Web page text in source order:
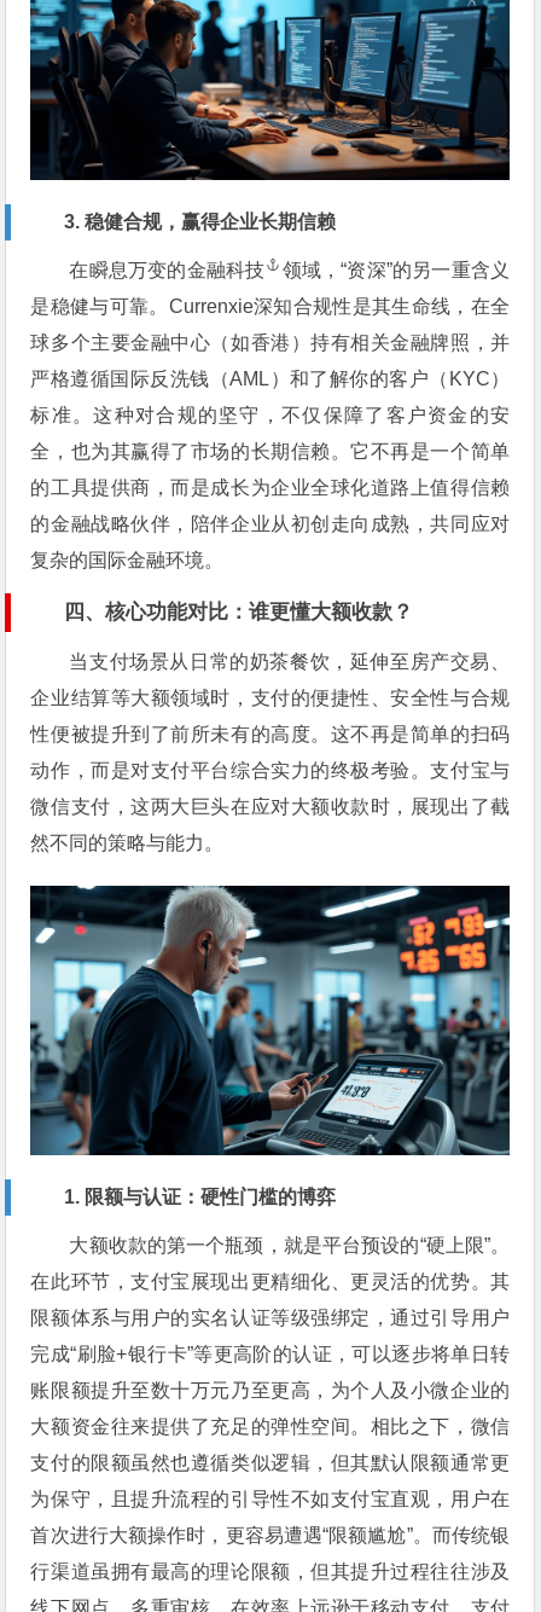
3. 稳健合规，赢得企业长期信赖
在瞬息万变的金融科技
领域，“资深”的另一重含义
是稳健与可靠。Currenxie深知合规性是其生命线，在全
球多个主要金融中心（如香港）持有相关金融牌照，并
严格遵循国际反洗钱（AML）和了解你的客户（KYC）
标准。这种对合规的坚守，不仅保障了客户资金的安
全，也为其赢得了市场的长期信赖。它不再是一个简单
的工具提供商，而是成长为企业全球化道路上值得信赖
的金融战略伙伴，陪伴企业从初创走向成熟，共同应对
复杂的国际金融环境。
四、核心功能对比：谁更懂大额收款？
当支付场景从日常的奶茶餐饮，延伸至房产交易、
企业结算等大额领域时，支付的便捷性、安全性与合规
性便被提升到了前所未有的高度。这不再是简单的扫码
动作，而是对支付平台综合实力的终极考验。支付宝与
微信支付，这两大巨头在应对大额收款时，展现出了截
然不同的策略与能力。
1. 限额与认证：硬性门槛的博弈
大额收款的第一个瓶颈，就是平台预设的“硬上限”。
在此环节，支付宝展现出更精细化、更灵活的优势。其
限额体系与用户的实名认证等级强绑定，通过引导用户
完成“刷脸+银行卡”等更高阶的认证，可以逐步将单日转
账限额提升至数十万元乃至更高，为个人及小微企业的
大额资金往来提供了充足的弹性空间。相比之下，微信
支付的限额虽然也遵循类似逻辑，但其默认限额通常更
为保守，且提升流程的引导性不如支付宝直观，用户在
首次进行大额操作时，更容易遭遇“限额尴尬”。而传统银
行渠道虽拥有最高的理论限额，但其提升过程往往涉及
线下网点、多重审核，在效率上远逊于移动支付。支付